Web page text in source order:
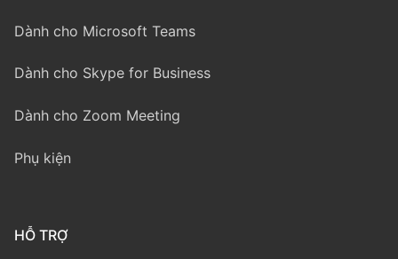
Dành cho Microsoft Teams
Dành cho Skype for Business
Dành cho Zoom Meeting
Phụ kiện
HỖ TRỢ